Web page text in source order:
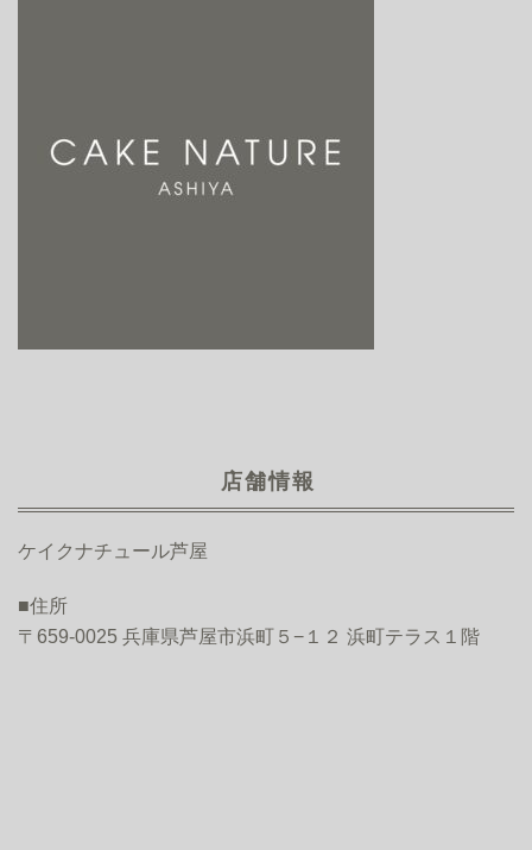
店舗情報
ケイクナチュール芦屋
■住所
〒659-0025 兵庫県芦屋市浜町５−１２ 浜町テラス１階